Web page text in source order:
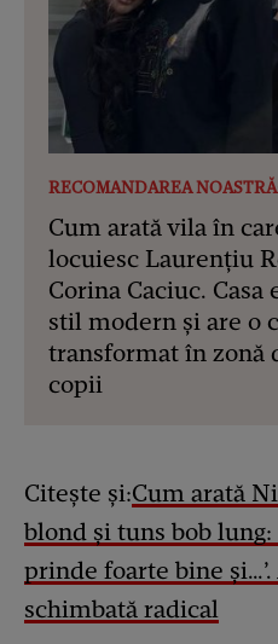
RECOMANDAREA
Cum arată vila în
locuiesc Laurențiu
Corina Caciuc. Casa
stil modern și are o
transformat în zonă
copii
Citește și:Cum arată
blond și tuns bob lung:
prinde foarte bine
schimbată radical